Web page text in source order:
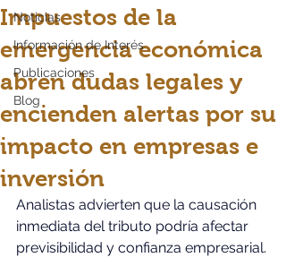
Noticias
Información de Interés
Publicaciones
Blog
Impuestos de la
emergencia económica
abren dudas legales y
encienden alertas por su
impacto en empresas e
inversión
Analistas advierten que la causación
inmediata del tributo podría afectar
previsibilidad y confianza empresarial.